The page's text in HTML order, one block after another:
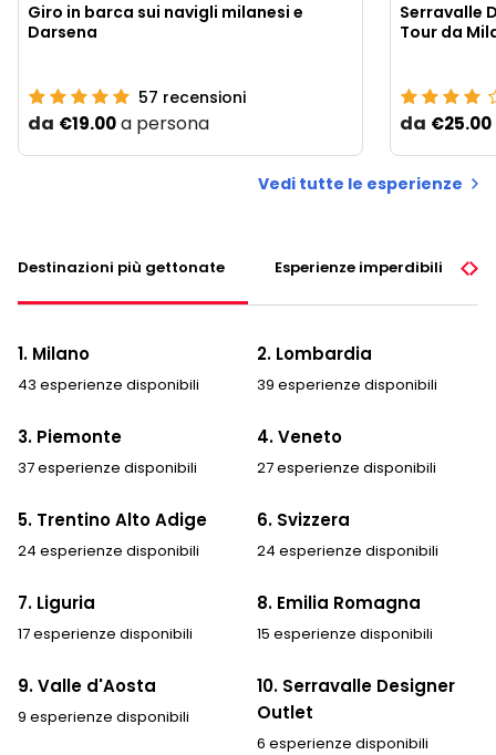
Giro in barca sui navigli milanesi e
Darsena
57 recensioni
da €19.00a persona
Serravalle
Tour da
da €25.00
Vedi tutte le esperienze
Destinazioni più gettonate Esperienze imperdibili
1. Milano
43 esperienze disponibili
2. Lombardia
39 esperienze disponibili
3. Piemonte
37 esperienze disponibili
4. Veneto
27 esperienze disponibili
5. Trentino Alto Adige
24 esperienze disponibili
6. Svizzera
24 esperienze disponibili
7. Liguria
17 esperienze disponibili
8. Emilia Romagna
15 esperienze disponibili
9. Valle d'Aosta
9 esperienze disponibili
10. Serravalle Designer
Outlet
6 esperienze disponibili